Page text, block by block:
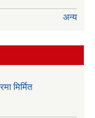
अन्य
मिर्मित